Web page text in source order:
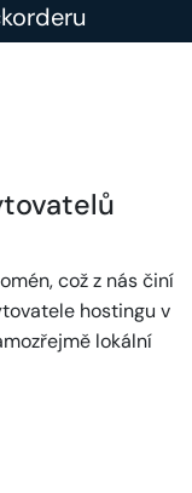
což z nás činí
hostingu v
lokální